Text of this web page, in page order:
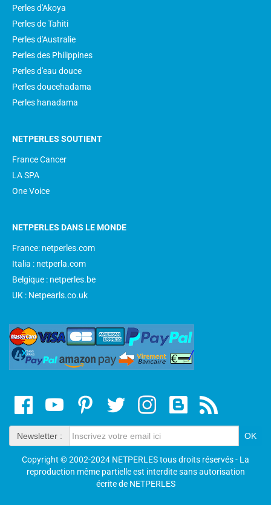
Perles d'Akoya
Perles de Tahiti
Perles d'Australie
Perles des Philippines
Perles d'eau douce
Perles doucehadama
Perles hanadama
NETPERLES SOUTIENT
France Cancer
LA SPA
One Voice
NETPERLES DANS LE MONDE
France: netperles.com
Italia : netperla.com
Belgique : netperles.be
UK : Netpearls.co.uk
Newsletter :
Copyright © 2002-2024 NETPERLES tous droits réservés - La
reproduction même partielle est interdite sans autorisation
écrite de NETPERLES